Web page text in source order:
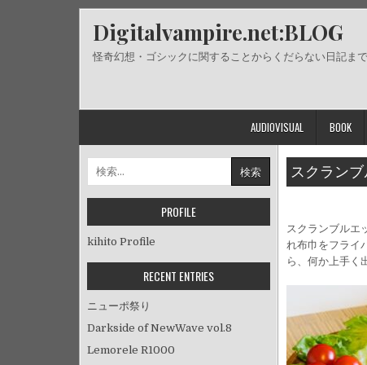
Digitalvampire.net:BLOG
怪奇幻想・ゴシックに関することからくだらない日記まで
AUDIOVISUAL BOOK
スクラン
スクランブルエ
れ布巾をフライ
ら、何か上手く
索:
PROFILE
kihito Profile
RECENT ENTRIES
ニューポ祭り
Darkside of NewWave vol.8
Lemorele R1000